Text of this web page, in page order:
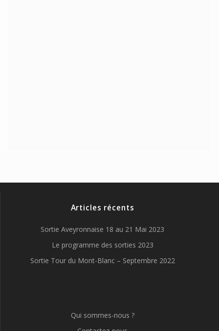
Articles récents
Sortie Aveyronnaise 18 au 21 Mai 2023
Le programme des sorties 2023
Sortie Tour du Mont-Blanc – Septembre 2022
Qui sommes-nous ?